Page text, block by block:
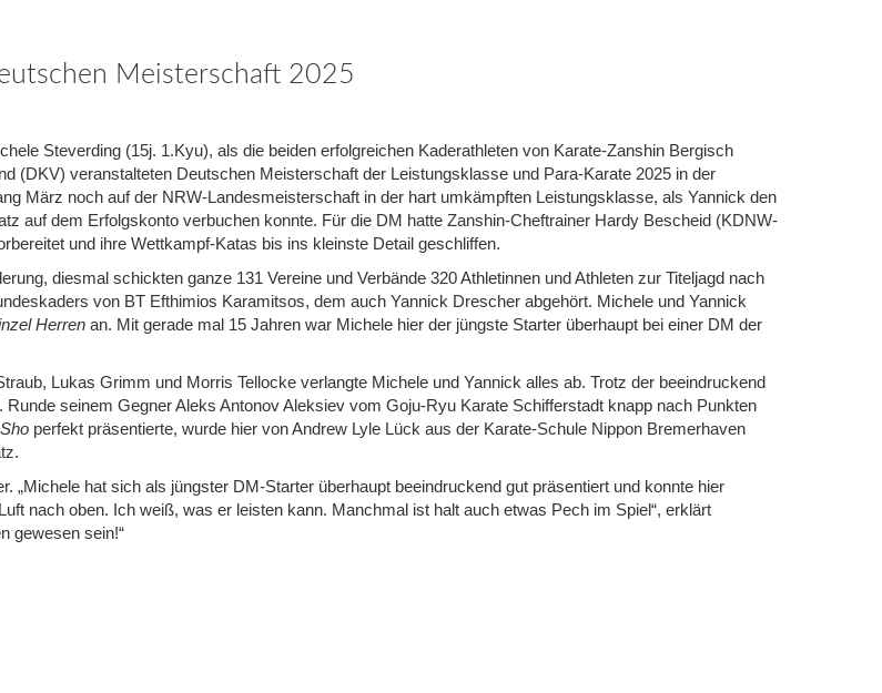
Meisterschaft 2025
Steverding (15j. 1.Kyu), als die beiden erfolgreichen Kaderathleten von Karate-Zanshin Bergisch
(DKV) veranstalteten Deutschen Meisterschaft der Leistungsklasse und Para-Karate 2025 in der
März noch auf der NRW-Landesmeisterschaft in der hart umkämpften Leistungsklasse, als Yannick den
auf dem Erfolgskonto verbuchen konnte. Für die DM hatte Zanshin-Cheftrainer Hardy Bescheid (KDNW-
und ihre Wettkampf-Katas bis ins kleinste Detail geschliffen.
diesmal schickten ganze 131 Vereine und Verbände 320 Athletinnen und Athleten zur Titeljagd nach
von BT Efthimios Karamitsos, dem auch Yannick Drescher abgehört. Michele und Yannick
Herren an. Mit gerade mal 15 Jahren war Michele hier der jüngste Starter überhaupt bei einer DM der
Lukas Grimm und Morris Tellocke verlangte Michele und Yannick alles ab. Trotz der beeindruckend
seinem Gegner Aleks Antonov Aleksiev vom Goju-Ryu Karate Schifferstadt knapp nach Punkten
perfekt präsentierte, wurde hier von Andrew Lyle Lück aus der Karate-Schule Nippon Bremerhaven
„Michele hat sich als jüngster DM-Starter überhaupt beeindruckend gut präsentiert und konnte hier
nach oben. Ich weiß, was er leisten kann. Manchmal ist halt auch etwas Pech im Spiel“, erklärt
gewesen sein!“